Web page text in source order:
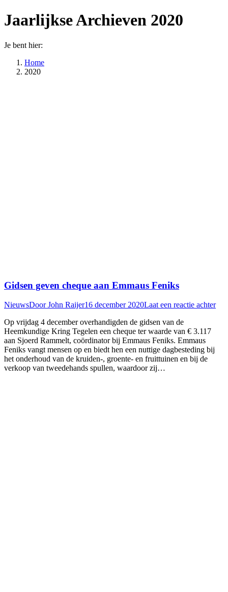
Jaarlijkse Archieven 2020
Je bent hier:
Home
2020
Gidsen geven cheque aan Emmaus Feniks
NieuwsDoorJohn Raijer16 december 2020Laat een reactie achter
Op vrijdag 4 december overhandigden de gidsen van de
Heemkundige Kring Tegelen een cheque ter waarde van € 3.117
aan Sjoerd Rammelt, coördinator bij Emmaus Feniks. Emmaus
Feniks vangt mensen op en biedt hen een nuttige dagbesteding bij
het onderhoud van de kruiden-, groente- en fruittuinen en bij de
verkoop van tweedehands spullen, waardoor zij…